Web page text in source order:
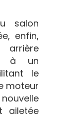
salon
enfin,
à un
le
moteur
ailetée